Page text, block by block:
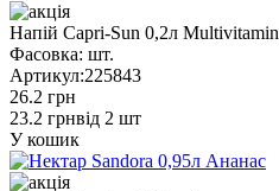
Напій Capri-Sun 0,2л Multivitamin
Фасовка: шт.
Артикул:225843
26.2 грн
23.2 грнвід 2 шт
У кошик